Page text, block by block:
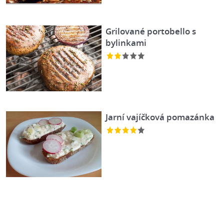
Grilované portobello s
bylinkami
Jarní vajíčková pomazánka